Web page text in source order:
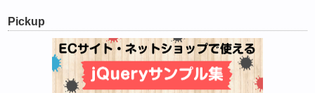
Pickup